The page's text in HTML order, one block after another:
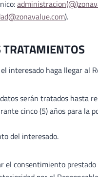
administracion(@)
).
TRATAMIENTOS
interesado haga llegar al
serán tratados hasta
cinco (5) años para la
del interesado.
el consentimiento